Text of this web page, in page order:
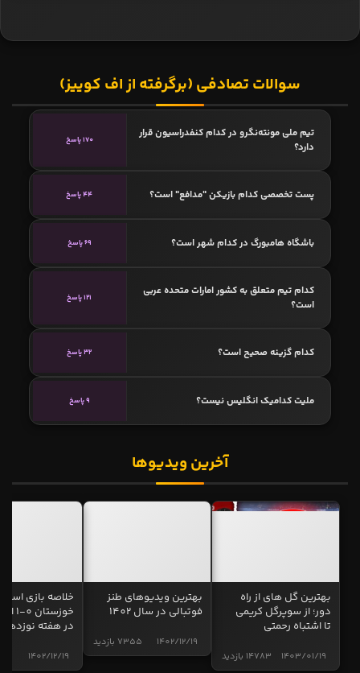
سوالات تصادفی (برگرفته از اف کوییز)
تیم ملی مونته‌نگرو در کدام کنفدراسیون قرار
دارد؟
170 پاسخ
پست تخصصی کدام بازیکن "مدافع" است؟ 44 پاسخ
باشگاه هامبورگ در کدام شهر است؟ 69 پاسخ
کدام تیم متعلق به کشور امارات متحده عربی
است؟
121 پاسخ
کدام گزینه صحیح است؟ 32 پاسخ
ملیت کدامیک انگلیس نیست؟ 9 پاسخ
آخرین ویدیوها
بهترین گل های از راه
دور؛ از سوپرگل کریمی
تا اشتباه رحمتی
14783 بازدید 1403/01/19
بهترین ویدیوهای طنز
فوتبالی در سال 1402
7355 بازدید 1402/12/19
خلاصه بازی
در هفته نوزدهم
1402/12/19